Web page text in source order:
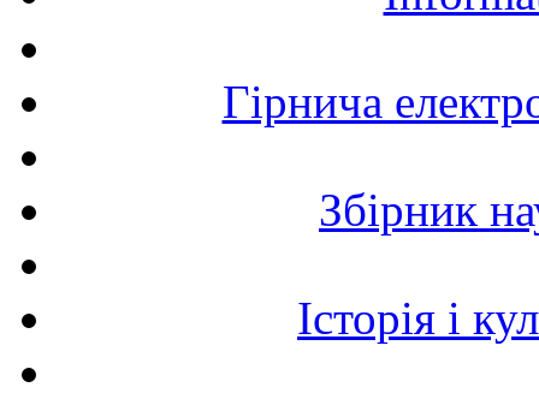
Гірнича
Збірник
Історія і